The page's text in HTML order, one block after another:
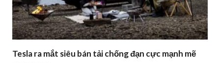
Tesla ra mắt siêu bán tải chống đạn cực mạnh mẽ